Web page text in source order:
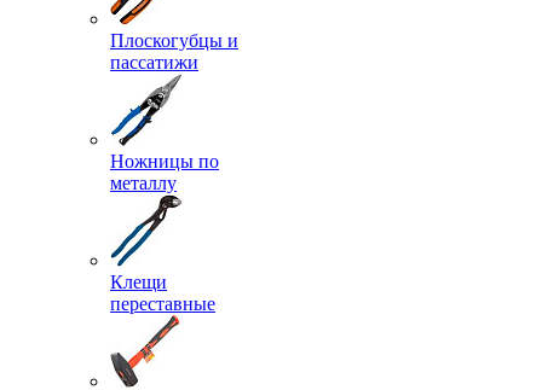
Плоскогубцы и
пассатижи
Ножницы по
металлу
Клещи
переставные